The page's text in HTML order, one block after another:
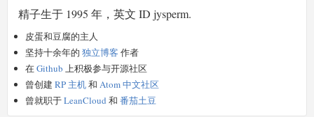
精子生于 1995 年，英文 ID jysperm.
皮蛋和豆腐的主人
坚持十余年的 独立博客 作者
在Github 上积极参与开源社区
曾创建 RP 主机和 Atom 中文社区
曾就职于LeanCloud 和 番茄土豆